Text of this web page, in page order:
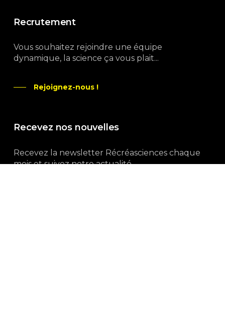
Recrutement
Vous souhaitez rejoindre une équipe
dynamique, la science ça vous plait...
Rejoignez-nous !
Recevez nos nouvelles
Recevez la newsletter Récréasciences chaque
mois et suivez notre actualité...